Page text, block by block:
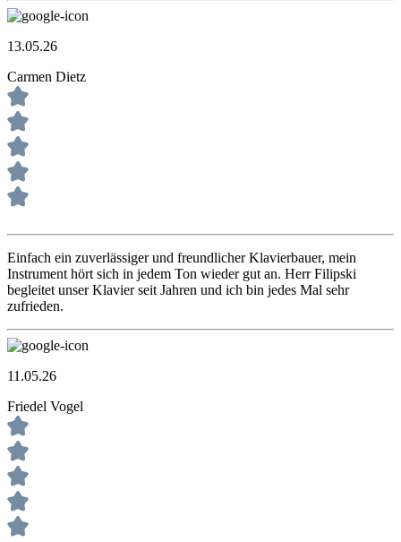
13.05.26
Carmen Dietz
Einfach ein zuverlässiger und freundlicher Klavierbauer, mein
Instrument hört sich in jedem Ton wieder gut an. Herr Filipski
begleitet unser Klavier seit Jahren und ich bin jedes Mal sehr
zufrieden.
11.05.26
Friedel Vogel